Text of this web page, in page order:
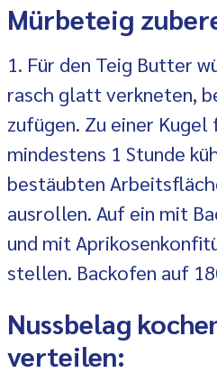
Mürbeteig
1. Für den Teig Butter
rasch glatt verkneten,
zufügen. Zu einer
mindestens 1 Stunde
bestäubten
ausrollen. Auf ein mit
und mit
stellen. Backofen auf
Nussbelag
verteilen: